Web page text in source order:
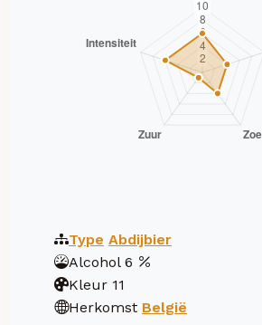
Type Abdijbier
Alcohol 6
Kleur 11
Herkomst België